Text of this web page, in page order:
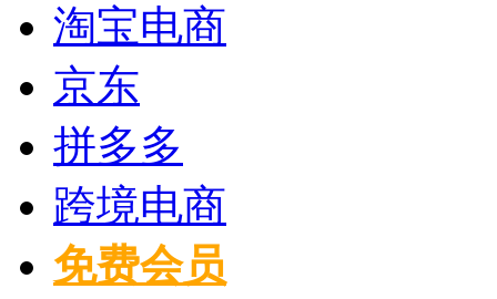
淘宝电商
京东
拼多多
跨境电商
免费会员